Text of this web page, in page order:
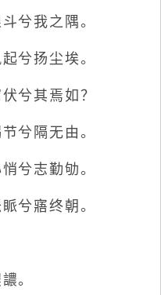
兮我之隅。
兮扬尘埃。
兮其焉如？
兮隔无由。
兮志勤劬。
兮寤终朝。
。